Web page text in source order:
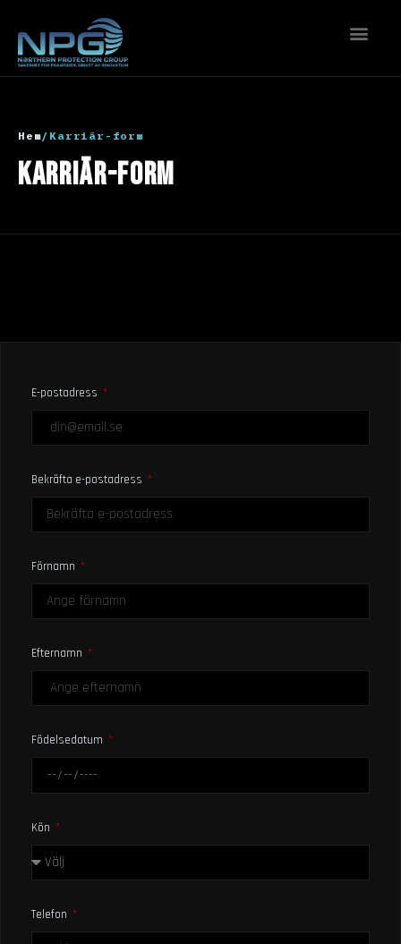
Hem/ Karriär-form
Karriär-form
E-postadress
Bekräfta e-postadress
Förnamn
Efternamn
Födelsedatum
Kön
Telefon